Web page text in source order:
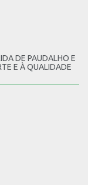
DE PAUDALHO E
E À QUALIDADE